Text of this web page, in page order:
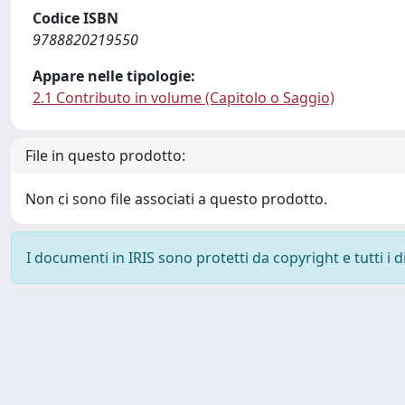
Codice ISBN
9788820219550
Appare nelle tipologie:
2.1 Contributo in volume (Capitolo o Saggio)
File in questo prodotto:
Non ci sono file associati a questo prodotto.
I documenti in IRIS sono protetti da copyright e tutti i